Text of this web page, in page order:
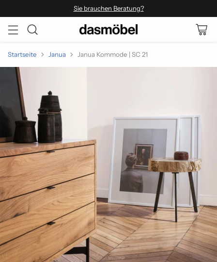
Sie brauchen Beratung?
Startseite Janua Janua Kommode | SC 21